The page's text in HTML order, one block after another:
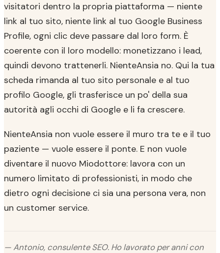
visitatori dentro la propria piattaforma — niente
link al tuo sito, niente link al tuo Google Business
Profile, ogni clic deve passare dal loro form. È
coerente con il loro modello: monetizzano i lead,
quindi devono trattenerli. NienteAnsia no. Qui la tua
scheda rimanda al tuo sito personale e al tuo
profilo Google, gli trasferisce un po' della sua
autorità agli occhi di Google e li fa crescere.
NienteAnsia non vuole essere il muro tra te e il tuo
paziente — vuole essere il ponte. E non vuole
diventare il nuovo Miodottore: lavora con un
numero limitato di professionisti, in modo che
dietro ogni decisione ci sia una persona vera, non
un customer service.
— Antonio, consulente SEO. Ho lavorato per anni con